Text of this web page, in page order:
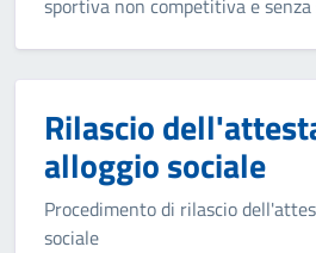
sportiva non competitiva e
Rilascio
alloggio sociale
Procedimento di rilascio
sociale